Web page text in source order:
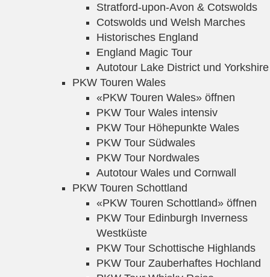
Stratford-upon-Avon & Cotswolds
Cotswolds und Welsh Marches
Historisches England
England Magic Tour
Autotour Lake District und Yorkshire
PKW Touren Wales
«PKW Touren Wales» öffnen
PKW Tour Wales intensiv
PKW Tour Höhepunkte Wales
PKW Tour Südwales
PKW Tour Nordwales
Autotour Wales und Cornwall
PKW Touren Schottland
«PKW Touren Schottland» öffnen
PKW Tour Edinburgh Inverness
Westküste
PKW Tour Schottische Highlands
PKW Tour Zauberhaftes Hochland